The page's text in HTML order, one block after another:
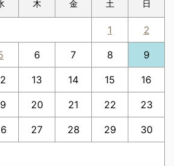
木 金 土 日
1 2
6 7 8 9
13 14 15 16
20 21 22 23
27 28 29 30